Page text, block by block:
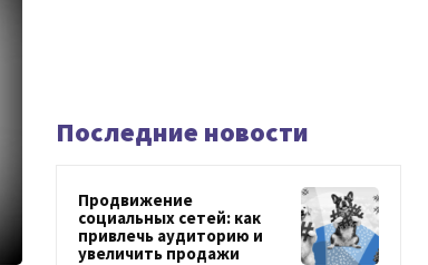
Последние новости
Продвижение
социальных сетей: как
привлечь аудиторию и
увеличить продажи